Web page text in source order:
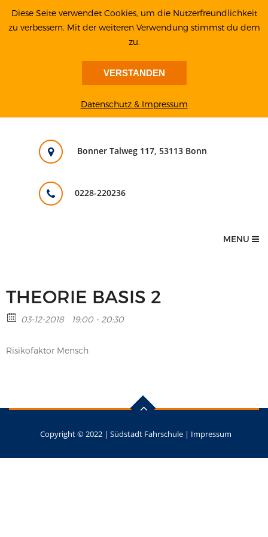
Bonner Talweg 117, 53113 Bonn
0228-220236
MENU
THEORIE BASIS 2
03-12-2018 19:00 - 20:30
Risikofaktor Mensch
Copyright © 2022 | Südstadt Fahrschule | Impressum
Diese Seite verwendet Cookies, um die Nutzerfreundlichkeit
zu verbessern. Mit der weiteren Verwendung stimmst du dem
zu.
VERSTANDEN
Datenschutz & Impressum